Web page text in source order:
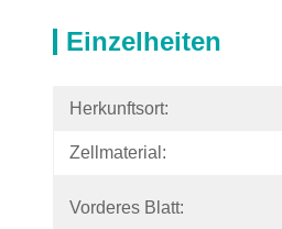
Einzelheiten
Herkunftsort:
Zellmaterial:
Vorderes Blatt: